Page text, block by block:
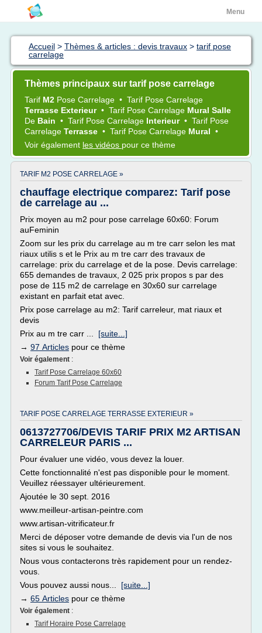
Menu
Accueil > Thèmes & articles : devis travaux > tarif pose
carrelage
Thèmes principaux sur tarif pose carrelage
Tarif M2 Pose Carrelage • Tarif Pose Carrelage
Terrasse Exterieur • Tarif Pose Carrelage Mural Salle
De Bain • Tarif Pose Carrelage Interieur • Tarif Pose
Carrelage Terrasse • Tarif Pose Carrelage Mural •
Voir également les vidéos pour ce thème
TARIF M2 POSE CARRELAGE »
chauffage electrique comparez: Tarif pose
de carrelage au ...
Prix moyen au m2 pour pose carrelage 60x60: Forum
auFeminin
Zoom sur les prix du carrelage au m tre carr selon les mat
riaux utilis s et le Prix au m tre carr des travaux de
carrelage: prix du carrelage et de la pose. Devis carrelage:
655 demandes de travaux, 2 025 prix propos s par des
pose de 115 m2 de carrelage en 30x60 sur carrelage
existant en parfait etat avec.
Prix pose carrelage au m2: Tarif carreleur, mat riaux et
devis
Prix au m tre carr ... [suite...]
→ 97 Articles pour ce thème
Voir également :
Tarif Pose Carrelage 60x60
Forum Tarif Pose Carrelage
TARIF POSE CARRELAGE TERRASSE EXTERIEUR »
0613727706/DEVIS TARIF PRIX M2 ARTISAN
CARRELEUR PARIS ...
Pour évaluer une vidéo, vous devez la louer.
Cette fonctionnalité n'est pas disponible pour le moment.
Veuillez réessayer ultérieurement.
Ajoutée le 30 sept. 2016
www.meilleur-artisan-peintre.com
www.artisan-vitrificateur.fr
Merci de déposer votre demande de devis via l'un de nos
sites si vous le souhaitez.
Nous vous contacterons très rapidement pour un rendez-
vous.
Vous pouvez aussi nous... [suite...]
→ 65 Articles pour ce thème
Voir également :
Tarif Horaire Pose Carrelage